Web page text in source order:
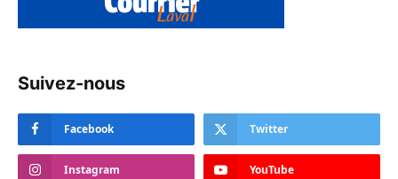
Suivez-nous
Facebook Twitter
Instagram YouTube